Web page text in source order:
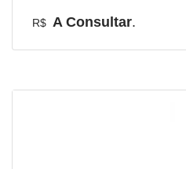
R$ A Consultar.